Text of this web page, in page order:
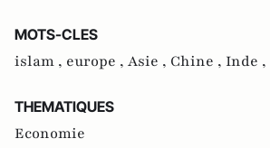
MOTS-CLES
islam , europe , Asie , Chine , Inde ,
THEMATIQUES
Economie